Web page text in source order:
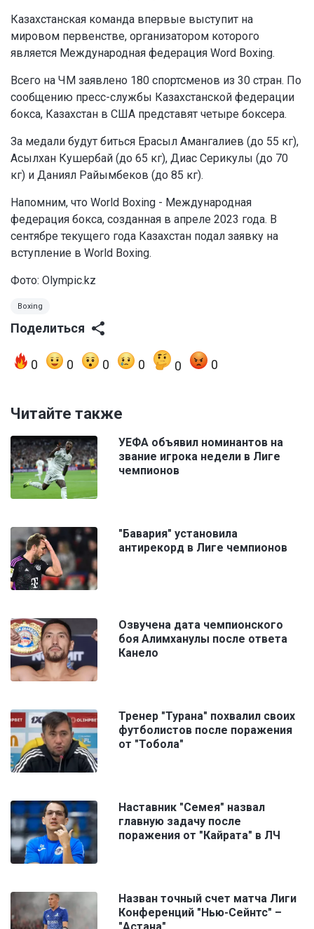
Казахстанская команда впервые выступит на
мировом первенстве, организатором которого
является Международная федерация Word Boxing.
Всего на ЧМ заявлено 180 спортсменов из 30 стран. По
сообщению пресс-службы Казахстанской федерации
бокса, Казахстан в США представят четыре боксера.
За медали будут биться Ерасыл Амангалиев (до 55 кг),
Асылхан Кушербай (до 65 кг), Диас Серикулы (до 70
кг) и Даниял Райымбеков (до 85 кг).
Напомним, что World Boxing - Международная
федерация бокса, созданная в апреле 2023 года. В
сентябре текущего года Казахстан подал заявку на
вступление в World Boxing.
Фото: Olympic.kz
Boxing
Поделиться
0 0 0 0 0 0
Читайте также
УЕФА объявил номинантов на
звание игрока недели в Лиге
чемпионов
"Бавария" установила
антирекорд в Лиге чемпионов
Озвучена дата чемпионского
боя Алимханулы после ответа
Канело
Тренер "Турана" похвалил своих
футболистов после поражения
от "Тобола"
Наставник "Семея" назвал
главную задачу после
поражения от "Кайрата" в ЛЧ
Назван точный счет матча Лиги
Конференций "Нью-Сейнтс" –